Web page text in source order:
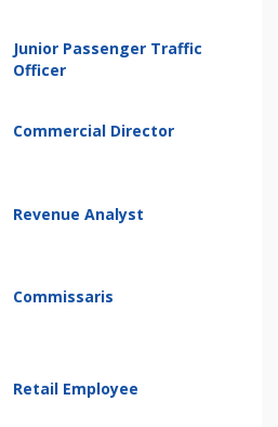
Junior Passenger Traffic
Officer
Commercial Director
Revenue Analyst
Commissaris
Retail Employee